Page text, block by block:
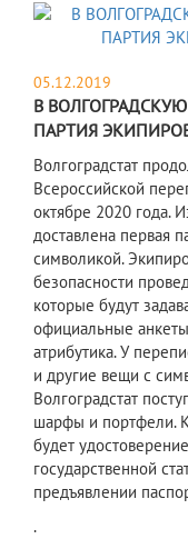
05.12.2019
В
ПАРТИЯ
Волгоградстат
Всероссийской
октябре 2020 года.
доставлена первая
символикой.
безопасности
которые будут
официальные
атрибутика. У
и другие вещи с
Волгоградстат
шарфы и портфели.
будет
государственной
предъявлении
.